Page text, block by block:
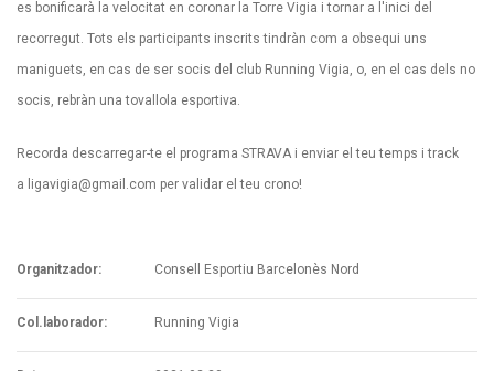
es bonificarà la velocitat en coronar la Torre Vigia i tornar a l'inici del
recorregut. Tots els participants inscrits tindràn com a obsequi uns
maniguets, en cas de ser socis del club Running Vigia, o, en el cas dels no
socis, rebràn una tovallola esportiva.
Recorda descarregar-te el programa STRAVA i enviar el teu temps i track
a ligavigia@gmail.com per validar el teu crono!
Organitzador: Consell Esportiu Barcelonès Nord
Col.laborador: Running Vigia